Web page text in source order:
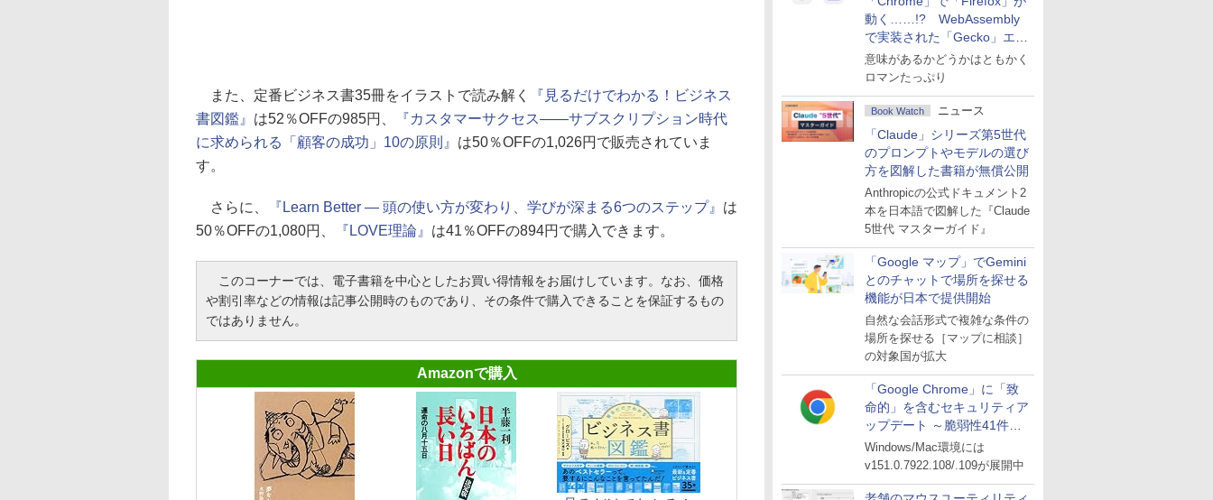
動く……!? WebAssembly
で実装された「Gecko」エン
ジン
意味があるかどうかはともかく
ロマンたっぷり
Book Watch ニュース
「Claude」シリーズ第5世代
のプロンプトやモデルの選び
方を図解した書籍が無償公開
Anthropicの公式ドキュメント2
本を日本語で図解した『Claude
5世代 マスターガイド』
「Google マップ」でGemini
とのチャットで場所を探せる
機能が日本で提供開始
自然な会話形式で複雑な条件の
場所を探せる［マップに相談］
の対象国が拡大
「Google Chrome」に「致
命的」を含むセキュリティア
ップデート ～脆弱性41件に
対処
Windows/Mac環境には
v151.0.7922.108/.109が展開中
また、定番ビジネス書35冊をイラストで読み解く
『見るだけでわかる！ビジネス
書図鑑』 は52％OFFの985円、
『カスタマーサクセス――サブスクリプション時代
に求められる「顧客の成功」10の原則』 は50％OFFの1,026円で販売されていま
す。
さらに、 『Learn Better ― 頭の使い方が変わり、学びが深まる6つのステップ』 は
50％OFFの1,080円、
『LOVE理論』 は41％OFFの894円で購入できます。
このコーナーでは、電子書籍を中心としたお買い得情報をお届けしています。なお、価格
や割引率などの情報は記事公開時のものであり、その条件で購入できることを保証するもの
ではありません。
Amazonで購入